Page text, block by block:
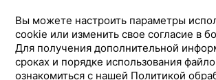
Вы можете настроить параметры
cookie или изменить свое согласие в
Для получения дополнительной
сроках и порядке использования
ознакомиться с нашей Политикой